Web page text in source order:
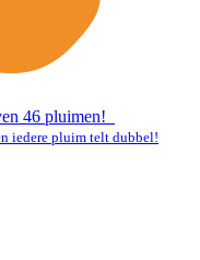
46 pluimen!
iedere pluim telt dubbel!